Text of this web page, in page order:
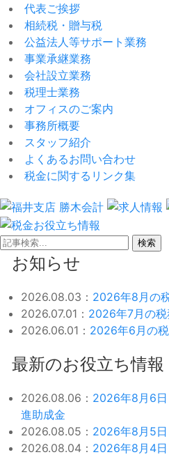
代表ご挨拶
相続税・贈与税
公益法人等サポート業務
事業承継業務
会社設立業務
税理士業務
オフィスのご案内
事務所概要
スタッフ紹介
よくあるお問い合わせ
税金に関するリンク集
検索
お知らせ
2026.08.03： 2026年8月の
2026.07.01： 2026年7月の
2026.06.01： 2026年6月の
最新のお役立ち情報
2026.08.06： 2026年8月6
進助成金
2026.08.05： 2026年8月5
2026.08.04： 2026年8月4